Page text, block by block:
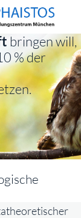
bringen will,
% der